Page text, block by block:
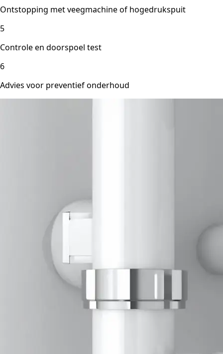
Ontstopping met veegmachine of hogedrukspuit
5
Controle en doorspoel test
6
Advies voor preventief onderhoud